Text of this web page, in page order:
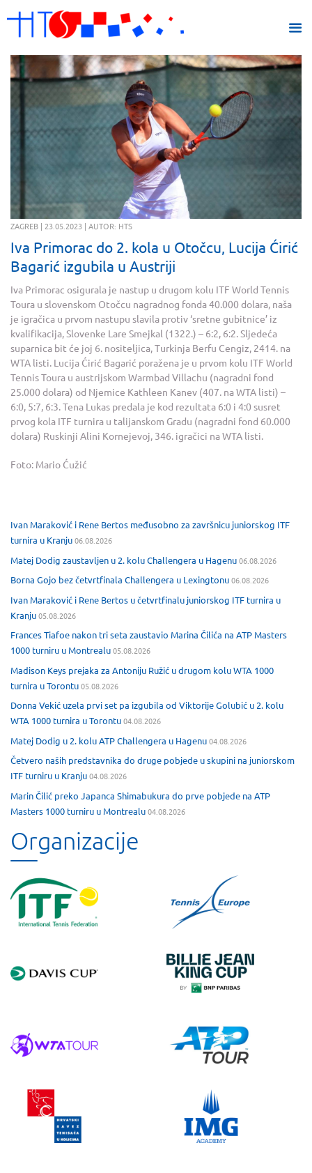
ZAGREB | 23.05.2023 | AUTOR: HTS
Iva Primorac do 2. kola u Otočcu, Lucija Ćirić
Bagarić izgubila u Austriji
Iva Primorac osigurala je nastup u drugom kolu ITF World Tennis
Toura u slovenskom Otočcu nagradnog fonda 40.000 dolara, naša
je igračica u prvom nastupu slavila protiv ‘sretne gubitnice’ iz
kvalifikacija, Slovenke Lare Smejkal (1322.) – 6:2, 6:2. Sljedeća
suparnica bit će joj 6. nositeljica, Turkinja Berfu Cengiz, 2414. na
WTA listi. Lucija Ćirić Bagarić poražena je u prvom kolu ITF World
Tennis Toura u austrijskom Warmbad Villachu (nagradni fond
25.000 dolara) od Njemice Kathleen Kanev (407. na WTA listi) –
6:0, 5:7, 6:3. Tena Lukas predala je kod rezultata 6:0 i 4:0 susret
prvog kola ITF turnira u talijanskom Gradu (nagradni fond 60.000
dolara) Ruskinji Alini Kornejevoj, 346. igračici na WTA listi.
Foto: Mario Ćužić
Ivan Maraković i Rene Bertos međusobno za završnicu juniorskog ITF
turnira u Kranju06.08.2026
Matej Dodig zaustavljen u 2. kolu Challengera u Hagenu06.08.2026
Borna Gojo bez četvrtfinala Challengera u Lexingtonu06.08.2026
Ivan Maraković i Rene Bertos u četvrtfinalu juniorskog ITF turnira u
Kranju05.08.2026
Frances Tiafoe nakon tri seta zaustavio Marina Čilića na ATP Masters
1000 turniru u Montrealu05.08.2026
Madison Keys prejaka za Antoniju Ružić u drugom kolu WTA 1000
turnira u Torontu05.08.2026
Donna Vekić uzela prvi set pa izgubila od Viktorije Golubić u 2. kolu
WTA 1000 turnira u Torontu04.08.2026
Matej Dodig u 2. kolu ATP Challengera u Hagenu04.08.2026
Četvero naših predstavnika do druge pobjede u skupini na juniorskom
ITF turniru u Kranju04.08.2026
Marin Čilić preko Japanca Shimabukura do prve pobjede na ATP
Masters 1000 turniru u Montrealu04.08.2026
Organizacije